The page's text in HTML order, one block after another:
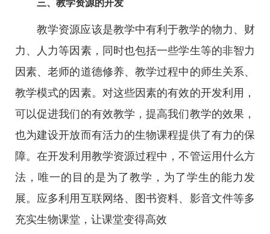
三、教学资源的开发
教学资源应该是教学中有利于教学的物力、财
力、人力等因素，同时也包括一些学生等的非智力
因素、老师的道德修养、教学过程中的师生关系、
教学模式的因素。对这些因素的有效的开发利用，
可以促进我们的有效教学，提高我们教学的效果，
也为建设开放而有活力的生物课程提供了有力的保
障。在开发利用教学资源过程中，不管运用什么方
法，唯一的目的是为了教学，为了学生的能力发
展。应多利用互联网络、图书资料、影音文件等多
充实生物课堂，让课堂变得高效